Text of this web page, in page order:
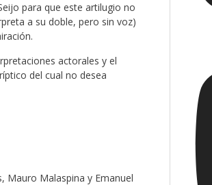
para que este artilugio no
a su doble, pero sin voz)
actorales y el
del cual no desea
Mauro Malaspina y Emanuel